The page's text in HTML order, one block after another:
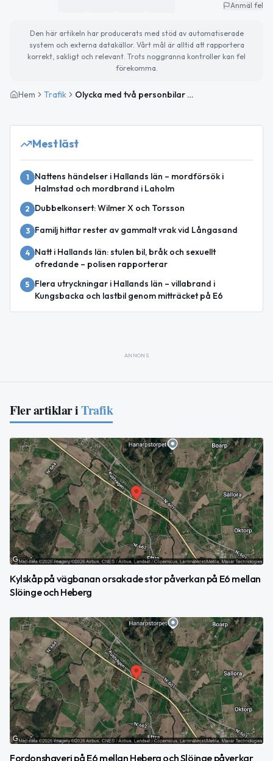
Anmäl fel
Den här artikeln har producerats med stöd av automatiserade
system och externa datakällor. Vårt mål är alltid att rapportera
korrekt, sakligt och relevant. Trots noggranna kontroller kan fel
förekomma.
Hem Trafik Olycka med två personbilar på Väg 154 mellan Falkenberg och Tångakrysset
Mest läst
1
Nattens händelser i Hallands län – mordförsök i
Halmstad och mordbrand i Laholm
2 Dubbelkonsert: Wilmer X och Torsson
3 Familj hittar rester av gammalt vrak vid Långasand
4
Natt i Hallands län: stulen bil, bråk och sexuellt
ofredande – polisen rapporterar
5
Flera utryckningar i Hallands län – villabrand i
Kungsbacka och lastbil genom mitträcket på E6
ANNONS
Fler artiklar iTrafik
Kylskåp på vägbanan orsakade stor påverkan på E6 mellan
Slöinge och Heberg
Fordonshaveri på E6 mellan Heberg och Slöinge påverkar